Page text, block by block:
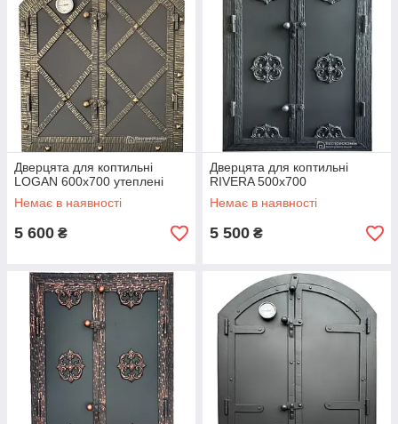
Дверцята для коптильні
LOGAN 600x700 утеплені
Немає в наявності
5 600 ₴
Дверцята для коптильні
RIVERA 500x700
Немає в наявності
5 500 ₴